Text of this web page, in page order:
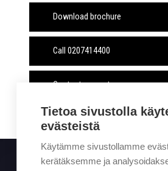
Download brochure
Call 0207414400
Contact request
Tietoa sivustolla
evästeistä
Käytämme sivustollamme
kerätäksemme ja